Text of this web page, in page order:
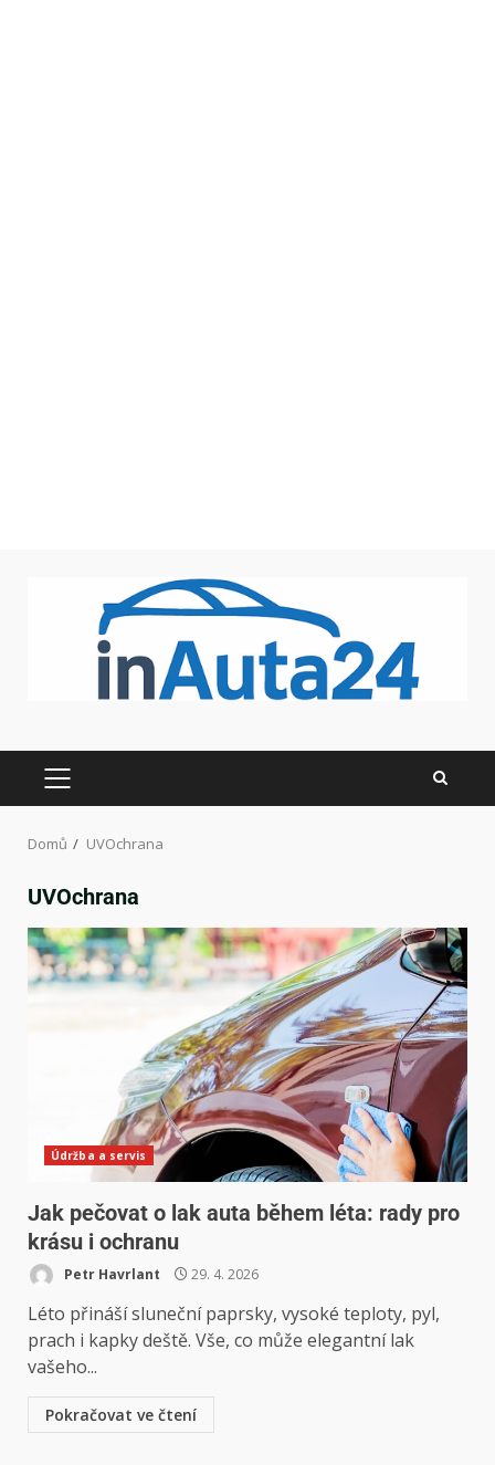
Domů UVOchrana
UVOchrana
Údržba a servis
Jak pečovat o lak auta během léta: rady pro
krásu i ochranu
Petr Havrlant 29. 4. 2026
Léto přináší sluneční paprsky, vysoké teploty, pyl,
prach i kapky deště. Vše, co může elegantní lak
vašeho...
Pokračovat ve čtení